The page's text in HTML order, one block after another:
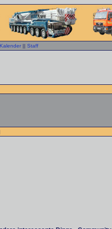
Kalender || Staff